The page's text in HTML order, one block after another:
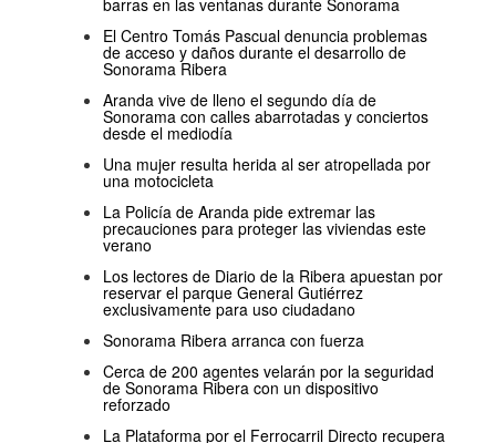
barras en las ventanas durante Sonorama
El Centro Tomás Pascual denuncia problemas
de acceso y daños durante el desarrollo de
Sonorama Ribera
Aranda vive de lleno el segundo día de
Sonorama con calles abarrotadas y conciertos
desde el mediodía
Una mujer resulta herida al ser atropellada por
una motocicleta
La Policía de Aranda pide extremar las
precauciones para proteger las viviendas este
verano
Los lectores de Diario de la Ribera apuestan por
reservar el parque General Gutiérrez
exclusivamente para uso ciudadano
Sonorama Ribera arranca con fuerza
Cerca de 200 agentes velarán por la seguridad
de Sonorama Ribera con un dispositivo
reforzado
La Plataforma por el Ferrocarril Directo recupera